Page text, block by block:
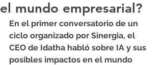
el mundo empresarial?
En el primer conversatorio de un
ciclo organizado por Sinergia, el
CEO de Idatha habló sobre IA y sus
posibles impactos en el mundo